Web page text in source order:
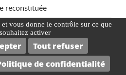
vous donne le contrôle sur ce que
activer
Tout refuser
de confidentialité
reconstituée
intérieur